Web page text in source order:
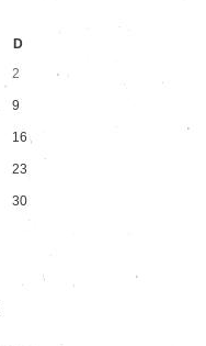
D
2
9
16
23
30